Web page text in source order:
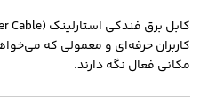
کاربران حرفه‌ای و معمولی که
مکانی فعال نگه دارند.